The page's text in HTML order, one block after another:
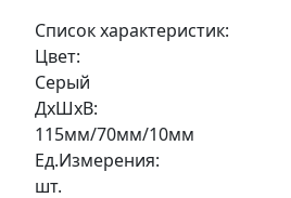
Список характеристик:
Цвет:
Серый
ДxШxВ:
115мм/70мм/10мм
Ед.Измерения:
шт.